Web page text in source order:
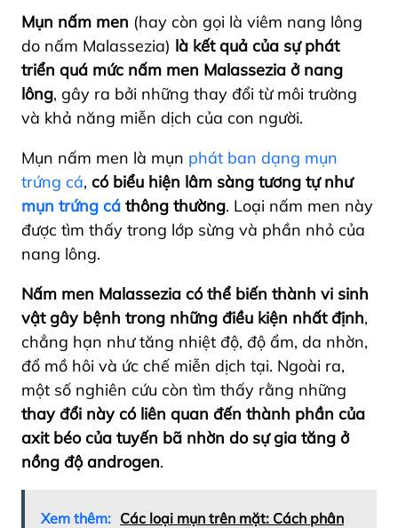
Mụn nấm men (hay còn gọi là viêm nang lông
do nấm Malassezia) là kết quả của sự phát
triển quá mức nấm men Malassezia ở nang
lông, gây ra bởi những thay đổi từ môi trường
và khả năng miễn dịch của con người.
Mụn nấm men là mụn phát ban dạng mụn
trứng cá, có biểu hiện lâm sàng tương tự như
mụn trứng cá thông thường. Loại nấm men này
được tìm thấy trong lớp sừng và phần nhỏ của
nang lông.
Nấm men Malassezia có thể biến thành vi sinh
vật gây bệnh trong những điều kiện nhất định,
chẳng hạn như tăng nhiệt độ, độ ẩm, da nhờn,
đổ mồ hôi và ức chế miễn dịch tại. Ngoài ra,
một số nghiên cứu còn tìm thấy rằng những
thay đổi này có liên quan đến thành phần của
axit béo của tuyến bã nhờn do sự gia tăng ở
nồng độ androgen.
Xem thêm: Các loại mụn trên mặt: Cách phân